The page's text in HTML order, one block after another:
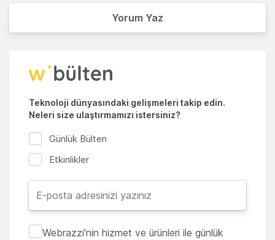
Yorum Yaz
Teknoloji dünyasındaki gelişmeleri takip edin.
Neleri size ulaştırmamızı istersiniz?
Günlük Bülten
Etkinlikler
Webrazzi'nin hizmet ve ürünleri ile günlük